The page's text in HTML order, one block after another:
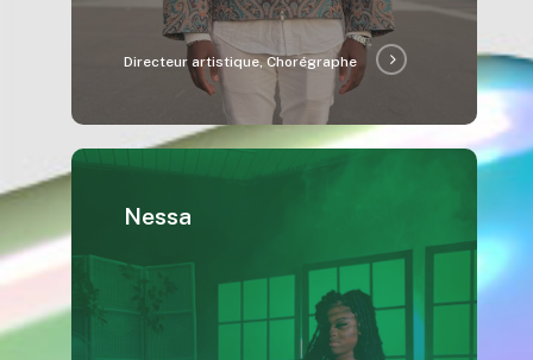
Directeur artistique, Chorégraphe
Nessa